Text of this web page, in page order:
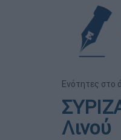
Ενότητες στο
Λινού